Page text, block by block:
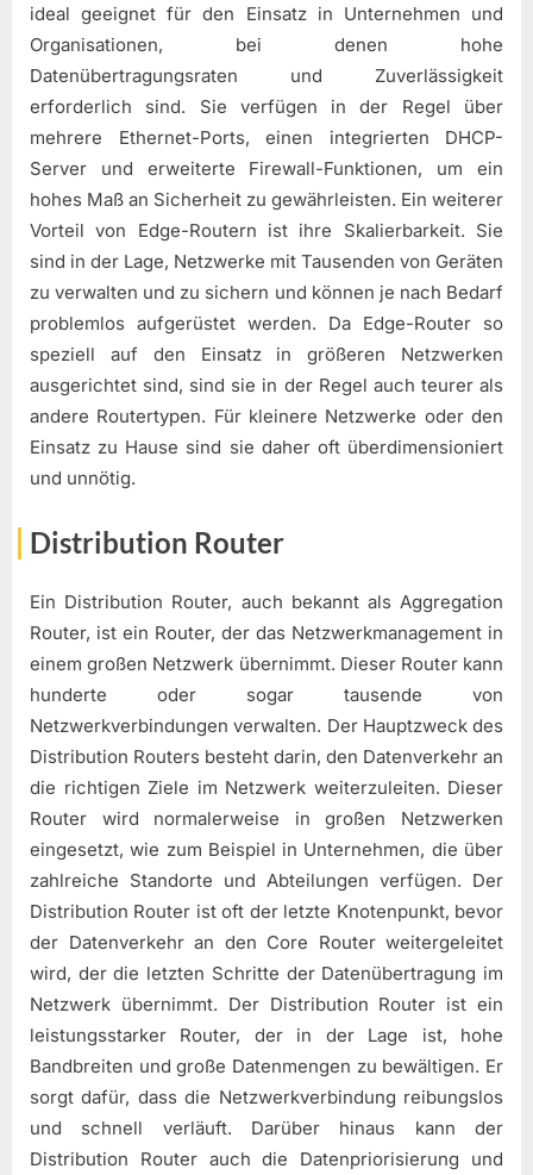
ideal geeignet für den Einsatz in Unternehmen und
Organisationen, bei denen hohe
Datenübertragungsraten und Zuverlässigkeit
erforderlich sind. Sie verfügen in der Regel über
mehrere Ethernet-Ports, einen integrierten DHCP-
Server und erweiterte Firewall-Funktionen, um ein
hohes Maß an Sicherheit zu gewährleisten. Ein weiterer
Vorteil von Edge-Routern ist ihre Skalierbarkeit. Sie
sind in der Lage, Netzwerke mit Tausenden von Geräten
zu verwalten und zu sichern und können je nach Bedarf
problemlos aufgerüstet werden. Da Edge-Router so
speziell auf den Einsatz in größeren Netzwerken
ausgerichtet sind, sind sie in der Regel auch teurer als
andere Routertypen. Für kleinere Netzwerke oder den
Einsatz zu Hause sind sie daher oft überdimensioniert
und unnötig.
Distribution Router
Ein Distribution Router, auch bekannt als Aggregation
Router, ist ein Router, der das Netzwerkmanagement in
einem großen Netzwerk übernimmt. Dieser Router kann
hunderte oder sogar tausende von
Netzwerkverbindungen verwalten. Der Hauptzweck des
Distribution Routers besteht darin, den Datenverkehr an
die richtigen Ziele im Netzwerk weiterzuleiten. Dieser
Router wird normalerweise in großen Netzwerken
eingesetzt, wie zum Beispiel in Unternehmen, die über
zahlreiche Standorte und Abteilungen verfügen. Der
Distribution Router ist oft der letzte Knotenpunkt, bevor
der Datenverkehr an den Core Router weitergeleitet
wird, der die letzten Schritte der Datenübertragung im
Netzwerk übernimmt. Der Distribution Router ist ein
leistungsstarker Router, der in der Lage ist, hohe
Bandbreiten und große Datenmengen zu bewältigen. Er
sorgt dafür, dass die Netzwerkverbindung reibungslos
und schnell verläuft. Darüber hinaus kann der
Distribution Router auch die Datenpriorisierung und